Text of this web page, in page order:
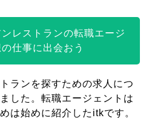
レストランの転職エージ
仕事に出会おう
ランを探すための求人につ
した。転職エージェントは
は始めに紹介したitkです。